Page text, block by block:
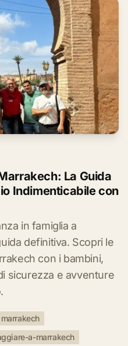
La Guida
Indimenticabile con
in famiglia a
definitiva. Scopri le
con i bambini,
sicurezza e avventure
marrakech
a-marrakech